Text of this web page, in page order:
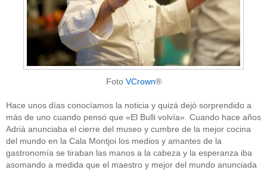
Foto VCrown®
Hace unos días conocíamos la noticia y quizá dejó sorprendido a
más de uno cuando pensó que «El Bulli volvía». Cuando hace años
Adrià anunciaba el cierre del museo y cumbre de la mejor cocina
del mundo en la Cala Montjoi los medios y amantes de la
gastronomía se tiraban las manos a la cabeza y la esperanza iba
asomando a medida que el maestro y mejor del mundo anunciada